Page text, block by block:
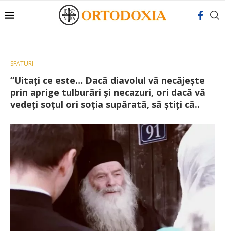
SFATURI
”Uitaţi ce este… Dacă diavolul vă necăjeşte
prin aprige tulburări şi necazuri, ori dacă vă
vedeţi soţul ori soţia supărată, să ştiţi că..